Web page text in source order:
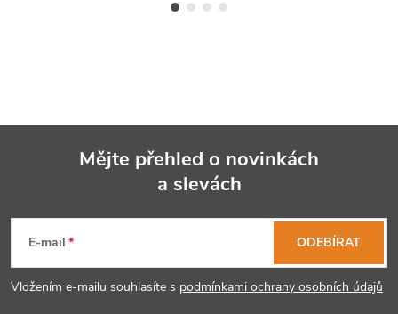
p
Mějte přehled o novinkách
a slevách
E-mail
Vložením e-mailu souhlasíte s podmínkami ochrany osobních údajů
ODEBÍRAT